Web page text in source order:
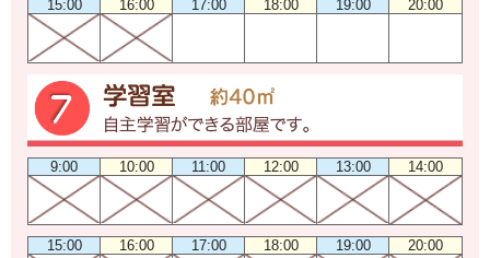
15:00 16:00 17:00 18:00 19:00 20:00
9:00 10:00 11:00 12:00 13:00 14:00
15:00 16:00 17:00 18:00 19:00 20:00